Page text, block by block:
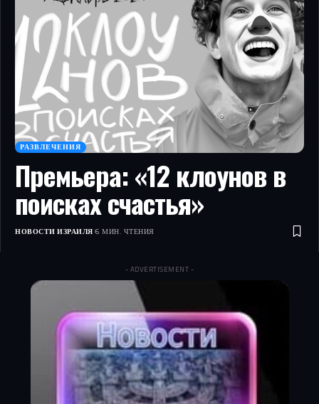
РАЗВЛЕЧЕНИЯ
Премьера: «12 клоунов в
поисках счастья»
НОВОСТИ ИЗРАИЛЯ 6 МИН. ЧТЕНИЯ
- ADVERTISEMENT -